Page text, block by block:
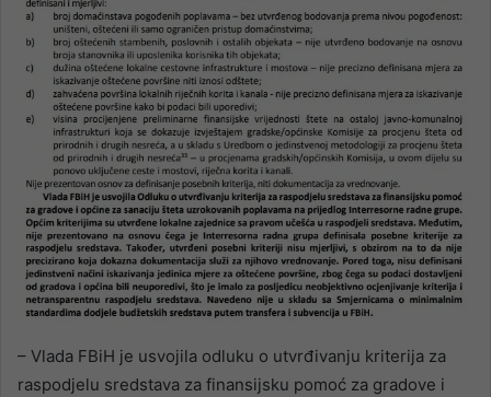
– Vlada FBiH je usvojila odluku o utvrđivanju kriterija za
raspodjelu sredstava za finansijsku pomoć za gradove i